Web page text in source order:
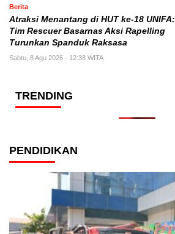
Berita
Atraksi Menantang di HUT ke-18 UNIFA:
Tim Rescuer Basarnas Aksi Rapelling
Turunkan Spanduk Raksasa
Sabtu, 8 Agu 2026 - 12:38 WITA
TRENDING
PENDIDIKAN